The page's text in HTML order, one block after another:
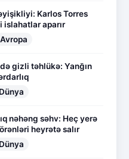
Karlos Torres
aparır
Avropa
gizli təhlükə: Yanğın
Dünya
nəhəng səhv: Heç yerə
heyrətə salır
Dünya